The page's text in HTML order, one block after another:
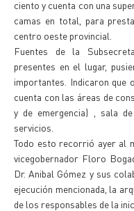
ciento y cuenta con una
camas en total, para
centro oeste provincial.
Fuentes de la
presentes en el lugar,
importantes. Indicaron que
cuenta con las áreas de
y de emergencia) , sala
servicios.
Todo esto recorrió ayer al
vicegobernador Floro
Dr. Anibal Gómez y sus
ejecución mencionada, la
de los responsables de la